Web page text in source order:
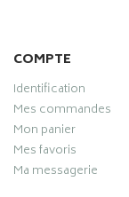
COMPTE
Identification
Mes commandes
Mon panier
Mes favoris
Ma messagerie